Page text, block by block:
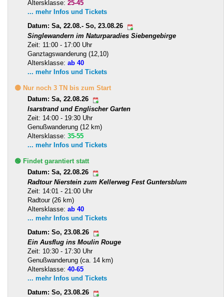
Altersklasse: 25-45
... mehr Infos und Tickets
Datum: Sa, 22.08.- So, 23.08.26
Singlewandern im Naturparadies Siebengebirge
Zeit: 11:00 - 17:00 Uhr
Ganztagswanderung (12,10)
Altersklasse: ab 40
... mehr Infos und Tickets
🟡 Nur noch 3 TN bis zum Start
Datum: Sa, 22.08.26
Isarstrand und Englischer Garten
Zeit: 14:00 - 19:30 Uhr
Genußwanderung (12 km)
Altersklasse: 35-55
... mehr Infos und Tickets
🟢 Findet garantiert statt
Datum: Sa, 22.08.26
Radtour Nierstein zum Kellerweg Fest Guntersblum
Zeit: 14:01 - 21:00 Uhr
Radtour (26 km)
Altersklasse: ab 40
... mehr Infos und Tickets
Datum: So, 23.08.26
Ein Ausflug ins Moulin Rouge
Zeit: 10:30 - 17:30 Uhr
Genußwanderung (ca. 14 km)
Altersklasse: 40-65
... mehr Infos und Tickets
Datum: So, 23.08.26